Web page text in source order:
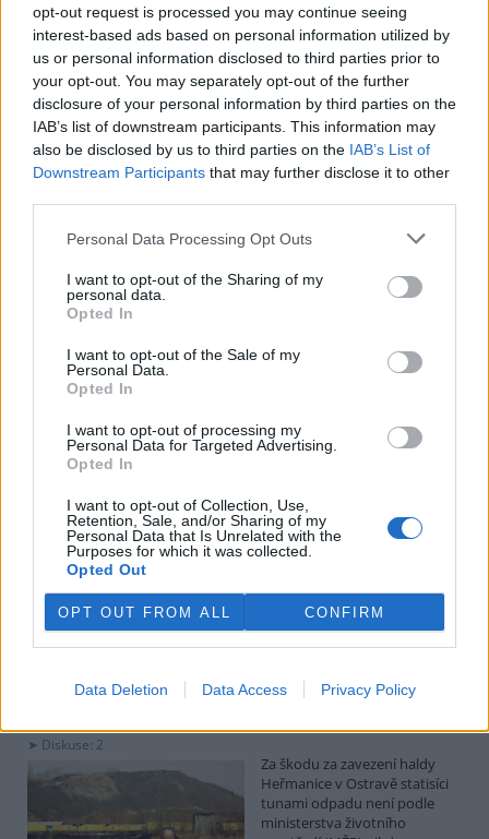
opt-out request is processed you may continue seeing
interest-based ads based on personal information utilized by
us or personal information disclosed to third parties prior to
your opt-out. You may separately opt-out of the further
disclosure of your personal information by third parties on the
IAB’s list of downstream participants. This information may
also be disclosed by us to third parties on the IAB’s List of
Downstream Participants that may further disclose it to other
Personal Data Processing Opt Outs
I want to opt-out of the Sharing of my
personal data.
Opted In
I want to opt-out of the Sale of my
Personal Data.
Opted In
I want to opt-out of processing my
Personal Data for Targeted Advertising.
Opted In
I want to opt-out of Collection, Use,
Retention, Sale, and/or Sharing of my
Personal Data that Is Unrelated with the
Purposes for which it was collected.
Opted Out
OPT OUT FROM ALL CONFIRM
Data Deletion Data Access Privacy Policy
Červený chce peníze ušetřené za rekultivaci rozdělit
obcím podle původní dohody
5.8.2026 01:29 (ČTK)
Diskuse: 2
Ministr životního prostředí
Igor Červený (Motoristé) chce
peníze, které Severní
energetická ušetřila na
rekultivacích hnědouhelného
obcím prostřednictvím Státního fondu životního prostředí (SFŽP),
v pondělí ale společnost uvedla, že hodlá sama rozhodnout o
využití peněz a že chce ohledně výše podpory jednat přímo s
obcemi v okolí těžební oblasti. Červeného krok překvapil, postup
společnosti sleduje se znepokojením. Společnost patří do
Italské zemědělce trápí listokaz japonský ničící vinice i
5.8.2026 01:12 | ŘÍM (ČTK)
Diskuse: 2
měňavými krovkami, jejichž
původní domovinou je
Japonsko, se stávají čím dál
větší hrozbou v Itálii. Rojí se po
sadech a vinicích a zanechávají za sebou listy s vykousanými
mřížkami, což oslabuje rostliny a snižuje úrodu, napsala agentura
Ministerstvo v kauze haldy Heřmanice rozhodlo, že
viník neexistuje
Diskuse: 2
Za škodu za zavezení haldy
Heřmanice v Ostravě statisíci
tunami odpadu není podle
ministerstva životního